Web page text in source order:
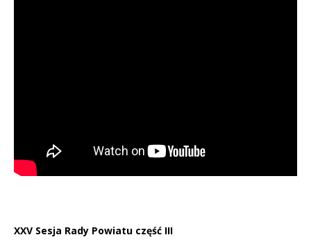
XXV Sesja Rady Powiatu część III